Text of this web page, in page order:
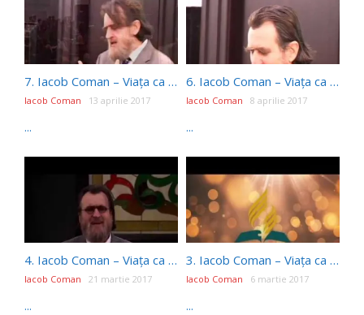
7. Iacob Coman – Viața ca un alfabet
Iacob Coman 13 aprilie 2017
...
6. Iacob Coman – Viața ca o rugăminte
Iacob Coman 8 aprilie 2017
...
4. Iacob Coman – Viața ca o primăvară
Iacob Coman 21 martie 2017
...
3. Iacob Coman – Viața ca o lumânare
Iacob Coman 6 martie 2017
...